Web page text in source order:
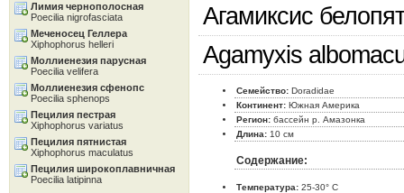
Агамиксис
Agamyxis
Семейство: Doradidae
Континент: Южная Америка
Регион: бассейн р. Амазонка
Длина: 10 см
Содержание:
Температура: 25-30° C
Лимия чернополосная
Poecilia nigrofasciata
Меченосец Геллера
Xiphophorus helleri
Моллиенезия парусная
Poecilia velifera
Моллиенезия сфенопс
Poecilia sphenops
Пецилия пестрая
Xiphophorus variatus
Пецилия пятнистая
Xiphophorus maculatus
Пецилия широкоплавничная
Poecilia latipinna